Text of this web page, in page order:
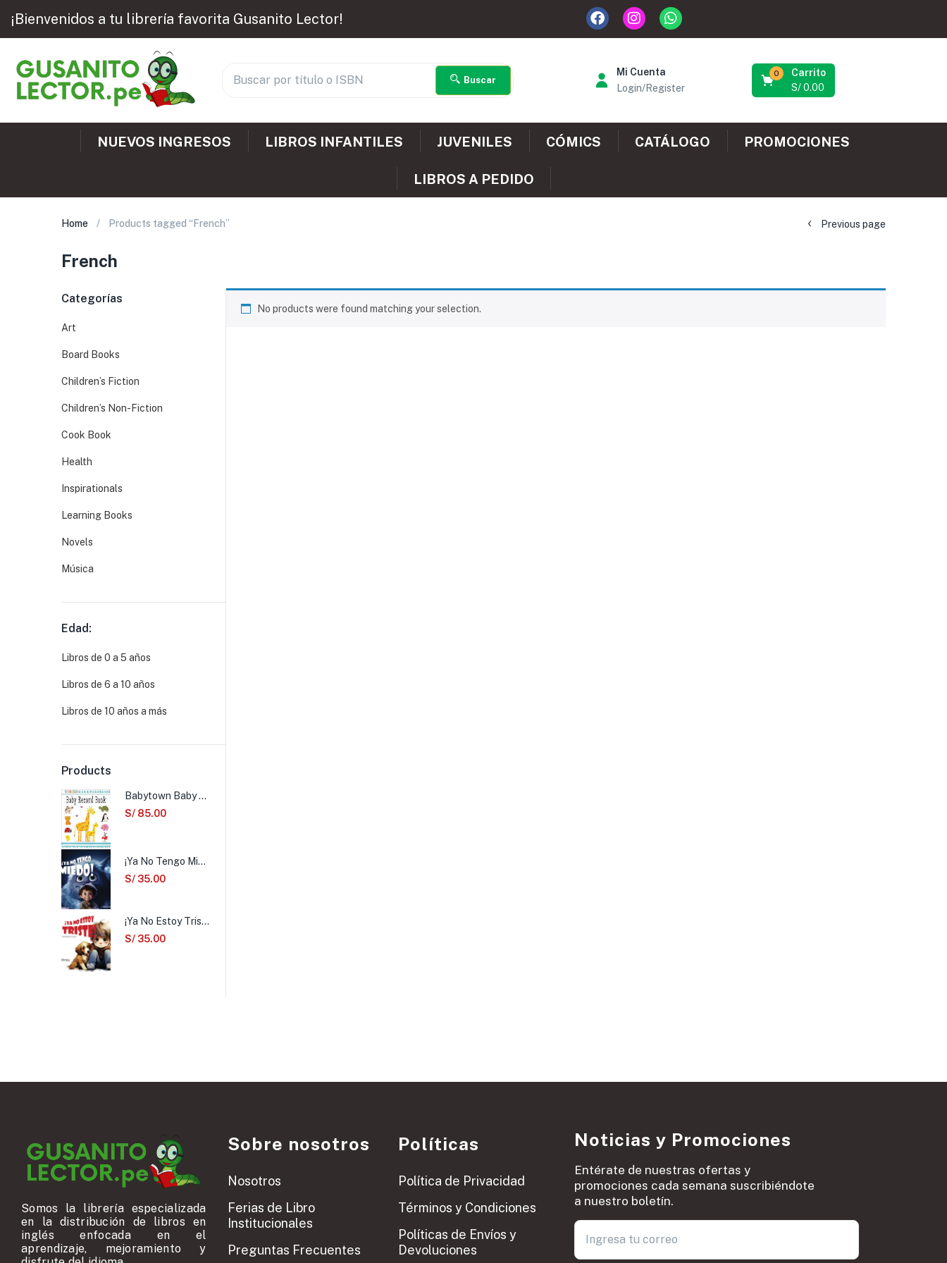
¡Bienvenidos a tu librería favorita Gusanito Lector!
Buscar
Mi Cuenta
Login/Register
Carrito
0
S/0.00
NUEVOS INGRESOS LIBROS INFANTILES JUVENILES CÓMICS CATÁLOGO PROMOCIONES
LIBROS A PEDIDO
Home Products tagged “French” Previous page
French
No products were found matching your selection.
Categorías
Art
Board Books
Children’s Fiction
Children’s Non-Fiction
Cook Book
Health
Inspirationals
Learning Books
Novels
Música
Edad:
Libros de 0 a 5 años
Libros de 6 a 10 años
Libros de 10 años a más
Products
Babytown Baby Record Book
S/ 85.00
¡Ya No Tengo Miedo!
S/ 35.00
¡Ya No Estoy Triste!
S/ 35.00
Somos la librería especializada
en la distribución de libros en
inglés enfocada en el
aprendizaje, mejoramiento y
Sobre nosotros
Nosotros
Ferias de Libro
Institucionales
Preguntas Frecuentes
Políticas
Política de Privacidad
Términos y Condiciones
Políticas de Envíos y
Devoluciones
Noticias y Promociones
Entérate de nuestras ofertas y
promociones cada semana suscribiéndote
a nuestro boletín.